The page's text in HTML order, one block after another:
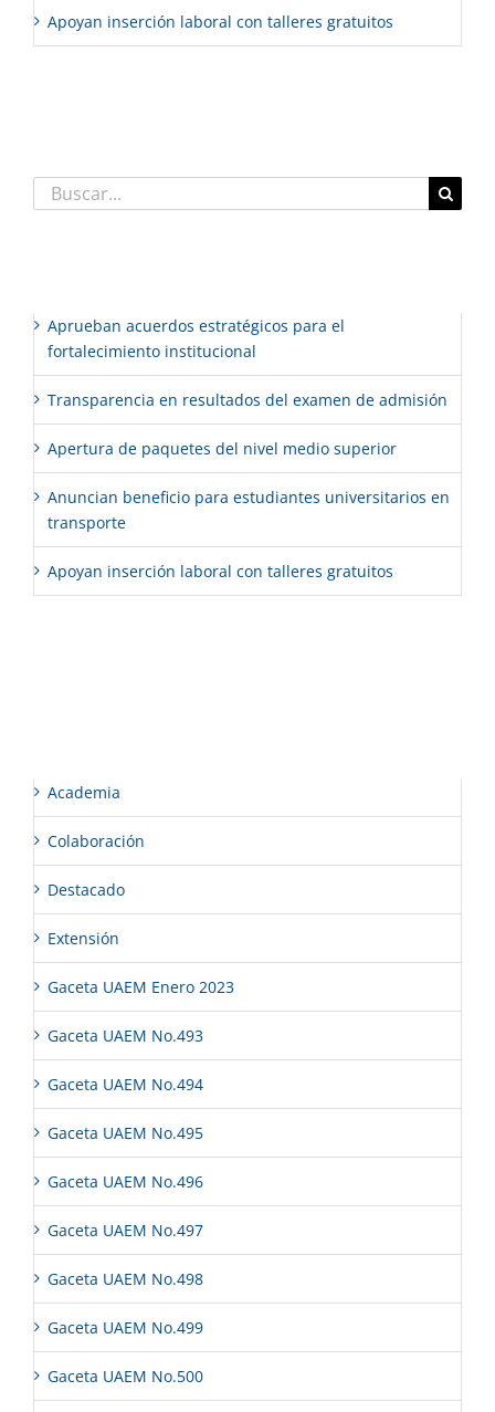
Apoyan inserción laboral con talleres gratuitos
Buscar:
Aprueban acuerdos estratégicos para el
fortalecimiento institucional
Transparencia en resultados del examen de admisión
Apertura de paquetes del nivel medio superior
Anuncian beneficio para estudiantes universitarios en
transporte
Apoyan inserción laboral con talleres gratuitos
Academia
Colaboración
Destacado
Extensión
Gaceta UAEM Enero 2023
Gaceta UAEM No.493
Gaceta UAEM No.494
Gaceta UAEM No.495
Gaceta UAEM No.496
Gaceta UAEM No.497
Gaceta UAEM No.498
Gaceta UAEM No.499
Gaceta UAEM No.500